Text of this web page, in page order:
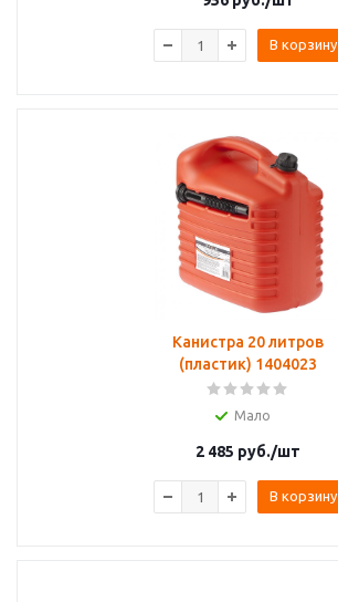
В корзину
Канистра 20 литров
(пластик) 1404023
Мало
2 485 руб./шт
В корзину